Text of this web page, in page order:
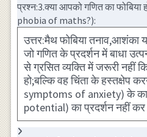
प्रश्न:3.क्या आपको गणित का
phobia of maths?):
उत्तर:मैथ फोबिया तनाव,आशंका
जो गणित के प्रदर्शन में बाधा
से ग्रसित व्यक्ति में जरूरी नहीं
हो;बल्कि वह चिंता के हस्तक्षेप
symptoms of anxiety) के
potential) का प्रदर्शन नहीं